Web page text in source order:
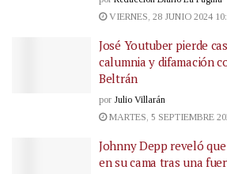
VIERNES, 28 JUNIO 2024
José Youtuber pierde
calumnia y difamación
Beltrán
por Julio Villarán
MARTES, 5 SEPTIEMBRE
Johnny Depp reveló
en su cama tras una